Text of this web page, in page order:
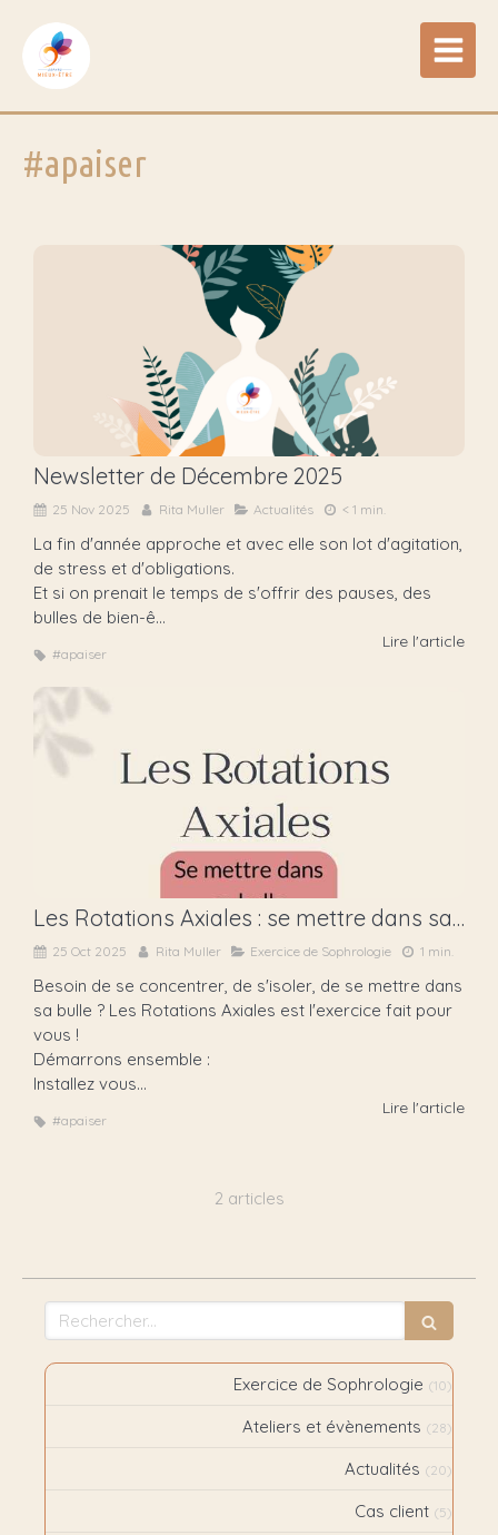
#apaiser
Newsletter de Décembre 2025
25 Nov 2025 Rita Muller Actualités < 1 min.
La fin d'année approche et avec elle son lot d'agitation,
de stress et d'obligations.
Et si on prenait le temps de s'offrir des pauses, des
bulles de bien-ê...
Lire l'article
#apaiser
Les Rotations Axiales : se mettre dans sa bulle
25 Oct 2025 Rita Muller Exercice de Sophrologie 1 min.
Besoin de se concentrer, de s'isoler, de se mettre dans
sa bulle ? Les Rotations Axiales est l'exercice fait pour
vous !
Démarrons ensemble :
Installez vous...
Lire l'article
#apaiser
2 articles
Rechercher
Exercice de Sophrologie (10)
Ateliers et évènements (28)
Actualités (20)
Cas client (5)